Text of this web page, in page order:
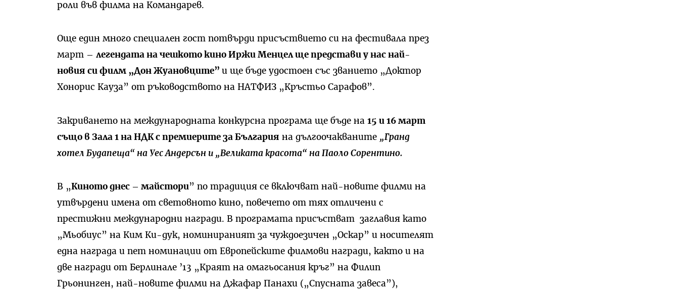
роли във филма на Командарев.
Още един много специален гост потвърди присъствието си на фестивала през
март – легендата на чешкото кино Иржи Менцел ще представи у нас най-
новия си филм „Дон Жуановците” и ще бъде удостоен със званието „Доктор
Хонорис Кауза” от ръководството на НАТФИЗ „Кръстьо Сарафов”.
Закриването на международната конкурсна програма ще бъде на 15 и 16 март
също в Зала 1 на НДК с премиерите за България на дългоочакваните „Гранд
хотел Будапеща“ на Уес Андерсън и „Великата красота“ на Паоло Сорентино.
В „Киното днес – майстори” по традиция се включват най-новите филми на
утвърдени имена от световното кино, повечето от тях отличени с
престижни международни награди. В програмата присъстват заглавия като
„Мьобиус” на Ким Ки-дук, номинираният за чуждоезичен „Оскар” и носителят
една награда и пет номинации от Европейските филмови награди, както и на
две награди от Берлинале ’13 „Краят на омагьосания кръг” на Филип
Грьонинген, най-новите филми на Джафар Панахи („Спусната завеса”),